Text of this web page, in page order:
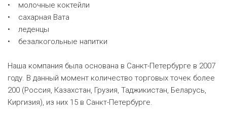
• молочные коктейли
• сахарная Вата
• леденцы
• безалкогольные напитки
Наша компания была основана в Санкт-Петербурге в 2007
году. В данный момент количество торговых точек более
200 (Россия, Казахстан, Грузия, Таджикистан, Беларусь,
Киргизия), из них 15 в Санкт-Петербурге.